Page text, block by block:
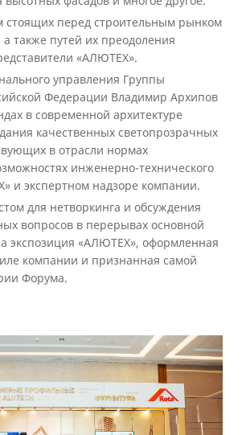
стоящих перед строительным рынком
также путей их преодоления
«АЛЮТЕХ».
управления Группы
Федерации Владимир Архипов
в современной архитектуре
качественных светопрозрачных
в отрасли нормах
инженерно-технического
и экспертном надзоре компании.
для нетворкинга и обсуждения
вопросов в перерывах основной
экспозиция «АЛЮТЕХ», оформленная
компании и признанная самой
Форума.